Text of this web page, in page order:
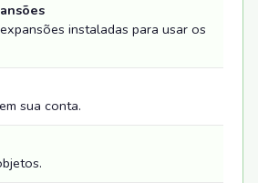
instaladas para usar os
sua conta.